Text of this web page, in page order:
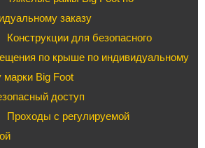
заказу
Конструкции для безопасного
по крыше по индивидуальному
марки Big Foot
доступ
Проходы с регулируемой